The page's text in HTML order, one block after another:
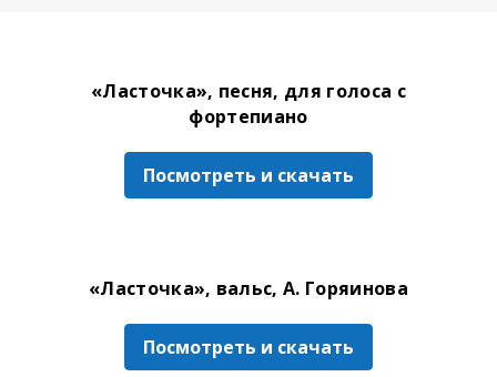
«Ласточка», песня, для голоса с
фортепиано
Посмотреть и скачать
«Ласточка», вальс, А. Горяинова
Посмотреть и скачать